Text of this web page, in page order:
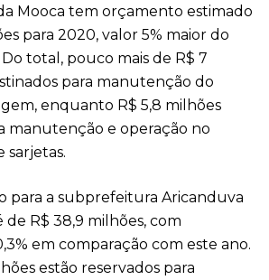
Mooca tem orçamento estimado
para 2020, valor 5% maior do
total, pouco mais de R$ 7
para manutenção do
enquanto R$ 5,8 milhões
manutenção e operação no
sarjetas.
para a subprefeitura Aricanduva
de R$ 38,9 milhões, com
em comparação com este ano.
estão reservados para